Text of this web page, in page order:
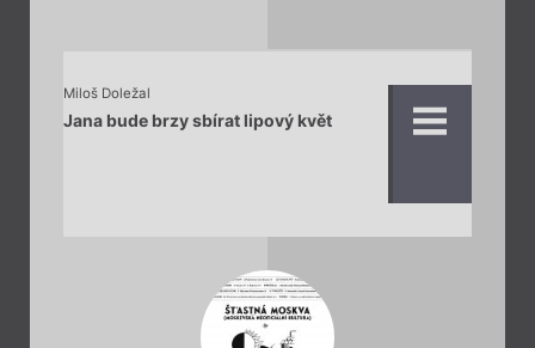
Miloš Doležal
Jana bude brzy sbírat lipový květ